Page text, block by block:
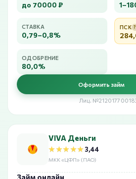
до 70000 ₽
СТАВКА
0,79–0,8%
ПСК ?
ОДОБРЕНИЕ
80,0%
Оформить займ
Лиц.
VIVA Деньги
★★★★★
★★★★★3,44
МКК «ЦФП» (ПАО)
Займ онлайн